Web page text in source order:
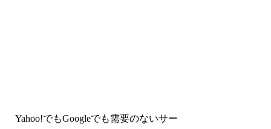
Yahoo!でもGoogleでも需要のないサー